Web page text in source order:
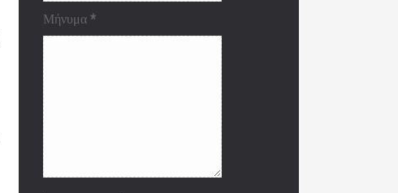
Μήνυμα*